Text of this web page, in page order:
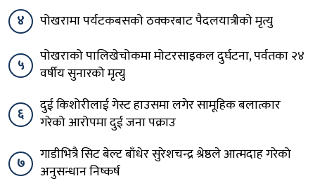
४
पोखरामा पर्यटकबसको ठक्करबाट पैदलयात्रीको मृत्यु
५
पोखराको पालिखेचोकमा मोटरसाइकल दुर्घटना, पर्वतका २४
वर्षीय सुनारको मृत्यु
६
दुई किशोरीलाई गेस्ट हाउसमा लगेर सामूहिक बलात्कार
गरेको आरोपमा दुई जना पक्राउ
७
गाडीभित्रै सिट बेल्ट बाँधेर सुरेशचन्द्र श्रेष्ठले आत्मदाह गरेको
अनुसन्धान निष्कर्ष